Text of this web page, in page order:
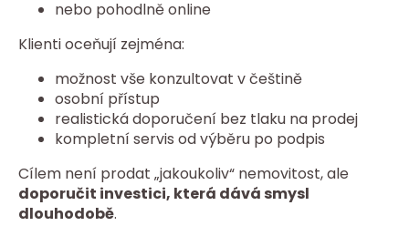
nebo pohodlně online
Klienti oceňují zejména:
možnost vše konzultovat v češtině
osobní přístup
realistická doporučení bez tlaku na prodej
kompletní servis od výběru po podpis
Cílem není prodat „jakoukoliv“ nemovitost, ale
doporučit investici, která dává smysl
dlouhodobě.